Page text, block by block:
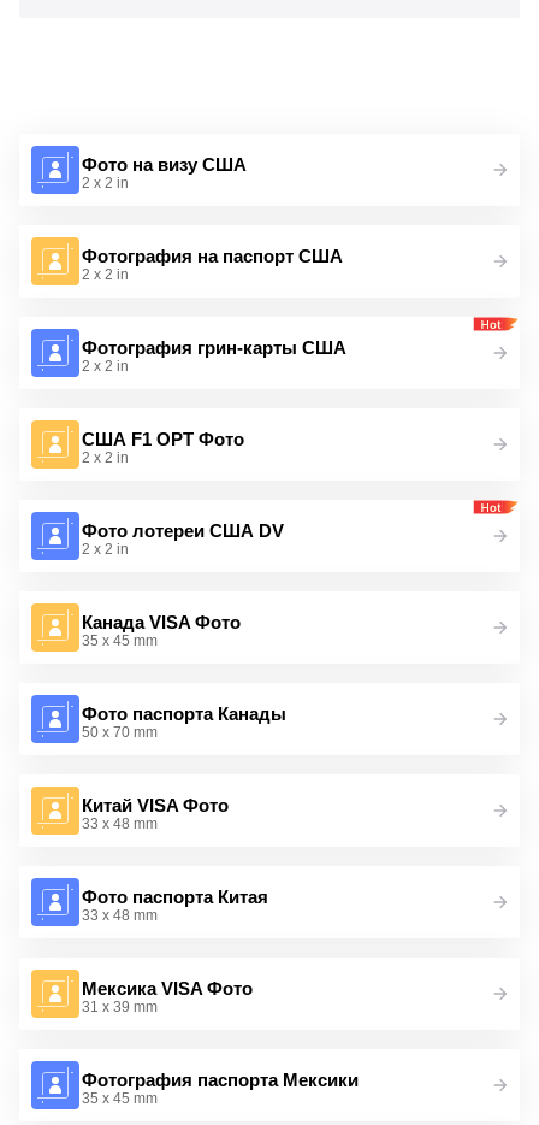
Фото на визу США
2 x 2 in
Фотография на паспорт США
2 x 2 in
Фотография грин-карты США
2 x 2 in
США F1 OPT Фото
2 x 2 in
Фото лотереи США DV
2 x 2 in
Канада VISA Фото
35 x 45 mm
Фото паспорта Канады
50 x 70 mm
Китай VISA Фото
33 x 48 mm
Фото паспорта Китая
33 x 48 mm
Мексика VISA Фото
31 x 39 mm
Фотография паспорта Мексики
35 x 45 mm